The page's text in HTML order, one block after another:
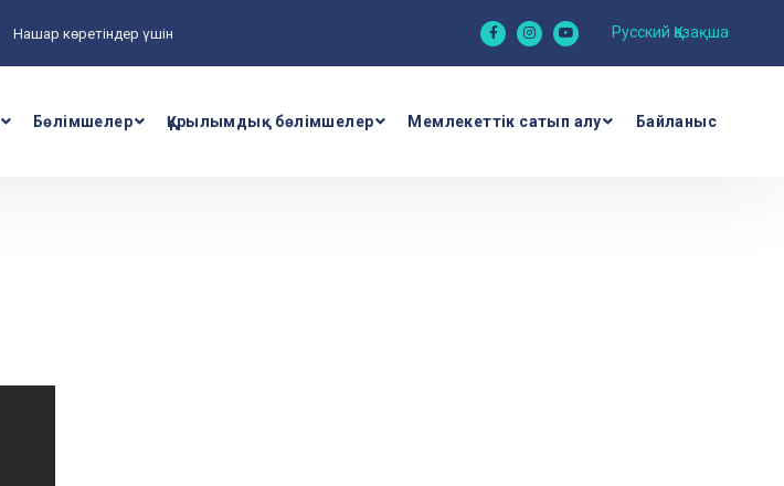
Нашар көретіндер үшін Русский Қазақша
Бөлімшелер Құрылымдық бөлімшелер Мемлекеттік сатып алу Байланыс